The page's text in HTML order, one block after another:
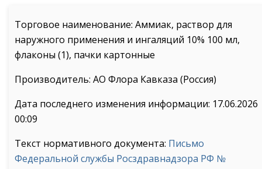
Торговое наименование: Аммиак, раствор для
наружного применения и ингаляций 10% 100 мл,
флаконы (1), пачки картонные
Производитель: АО Флора Кавказа (Россия)
Дата последнего изменения информации: 17.06.2026
00:09
Текст нормативного документа: Письмо
Федеральной службы Росздравнадзора РФ №